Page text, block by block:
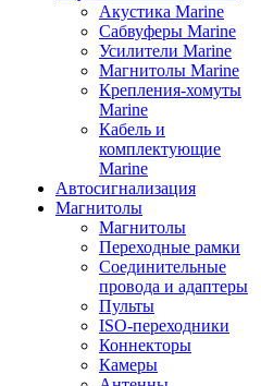
Акустика Marine
Сабвуферы Marine
Усилители Marine
Магнитолы Marine
Крепления-хомуты
Marine
Кабель и
комплектующие
Marine
Автосигнализация
Магнитолы
Магнитолы
Переходные рамки
Соединительные
провода и адаптеры
Пульты
ISO-переходники
Коннекторы
Камеры